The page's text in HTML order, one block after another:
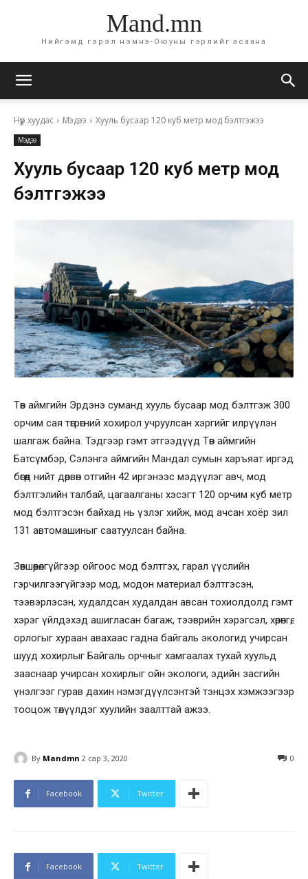
Mand.mn
Нийгэмд гэрэл нэмнэ-Оюуны гэрлийг асаана
Нүүр хуудас Мэдээ Хууль бусаар 120 куб метр мод бэлтгэжээ
Мэдээ
Хууль бусаар 120 куб метр мод
бэлтгэжээ
Төв аймгийн Эрдэнэ суманд хууль бусаар мод бэлтгэж 300
орчим сая төгрөгний хохирол учруулсан хэргийг илрүүлэн
шалгаж байна. Тэдгээр гэмт этгээдүүд Төв аймгийн
Батсүмбэр, Сэлэнгэ аймгийн Мандал сумын харъяат иргэд
бөгөөд нийт дөрвөн отгийн 42 иргэнээс мэдүүлэг авч, мод
бэлтгэлийн талбай, цагаалганы хэсэгт 120 орчим куб метр
мод бэлтгэсэн байхад нь үзлэг хийж, мод ачсан хоёр зил
131 автомашиныг саатуулсан байна.
Зөвшөөрөлгүйгээр ойгоос мод бэлтгэх, гарал үүслийн
гэрчилгээгүйгээр мод, модон материал бэлтгэсэн,
тээвэрлэсэн, худалдсан худалдан авсан тохиолдолд гэмт
хэрэг үйлдэхэд ашигласан багаж, тээврийн хэрэгсэл, хөрөнгө,
орлогыг хураан авахаас гадна байгаль экологид учирсан
шууд хохирлыг Байгаль орчныг хамгаалах тухай хуульд
зааснаар учирсан хохирлыг ойн экологи, эдийн засгийн
үнэлгээг гурав дахин нэмэгдүүлсэнтэй тэнцэх хэмжээгээр
тооцож төлүүлдэг хуулийн заалттай ажээ.
By Mandmn 2 сар 3, 2020 0
Facebook Twitter
Facebook Twitter